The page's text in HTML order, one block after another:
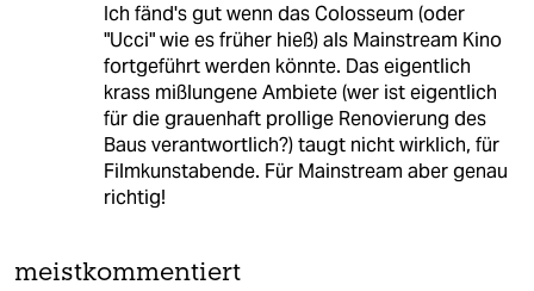
Ich fänd's gut wenn das Colosseum (oder
"Ucci" wie es früher hieß) als Mainstream Kino
fortgeführt werden könnte. Das eigentlich
krass mißlungene Ambiete (wer ist eigentlich
für die grauenhaft prollige Renovierung des
Baus verantwortlich?) taugt nicht wirklich, für
Filmkunstabende. Für Mainstream aber genau
richtig!
meistkommentiert